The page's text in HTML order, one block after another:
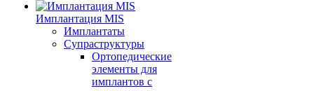
Имплантация MIS
Имплантаты
Супраструктуры
Ортопедические
элементы для
имплантов с